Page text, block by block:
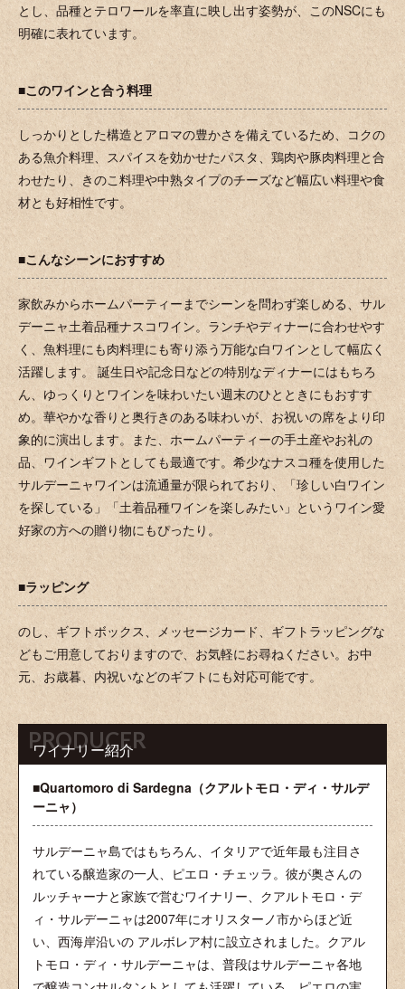
とし、品種とテロワールを率直に映し出す姿勢が、このNSCにも
明確に表れています。
■このワインと合う料理
しっかりとした構造とアロマの豊かさを備えているため、コクの
ある魚介料理、スパイスを効かせたパスタ、鶏肉や豚肉料理と合
わせたり、きのこ料理や中熟タイプのチーズなど幅広い料理や食
材とも好相性です。
■こんなシーンにおすすめ
家飲みからホームパーティーまでシーンを問わず楽しめる、サル
デーニャ土着品種ナスコワイン。ランチやディナーに合わせやす
く、魚料理にも肉料理にも寄り添う万能な白ワインとして幅広く
活躍します。 誕生日や記念日などの特別なディナーにはもちろ
ん、ゆっくりとワインを味わいたい週末のひとときにもおすす
め。華やかな香りと奥行きのある味わいが、お祝いの席をより印
象的に演出します。また、ホームパーティーの手土産やお礼の
品、ワインギフトとしても最適です。希少なナスコ種を使用した
サルデーニャワインは流通量が限られており、「珍しい白ワイン
を探している」「土着品種ワインを楽しみたい」というワイン愛
好家の方への贈り物にもぴったり。
■ラッピング
のし、ギフトボックス、メッセージカード、ギフトラッピングな
どもご用意しておりますので、お気軽にお尋ねください。お中
元、お歳暮、内祝いなどのギフトにも対応可能です。
PRODUCER
ワイナリー紹介
■Quartomoro di Sardegna（クアルトモロ・ディ・サルデ
ーニャ）
サルデーニャ島ではもちろん、イタリアで近年最も注目さ
れている醸造家の一人、ピエロ・チェッラ。彼が奥さんの
ルッチャーナと家族で営むワイナリー、クアルトモロ・デ
ィ・サルデーニャは2007年にオリスターノ市からほど近
い、西海岸沿いの アルボレア村に設立されました。クアル
トモロ・ディ・サルデーニャは、普段はサルデーニャ各地